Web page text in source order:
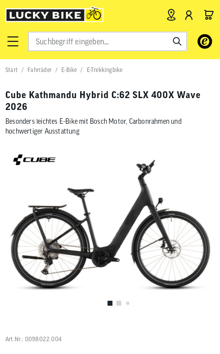
Verwende
Pfeile
nach
um
gelangen.
Benutzer
von
können
Touch-
und
Start Fahrräder E-Bike E-Trekkingbike
Cube Kathmandu Hybrid C:62 SLX 400X Wave
2026
Besonders leichtes E-Bike mit Bosch Motor, Carbonrahmen und
hochwertiger Ausstattung
Art.Nr.: 0098022.004